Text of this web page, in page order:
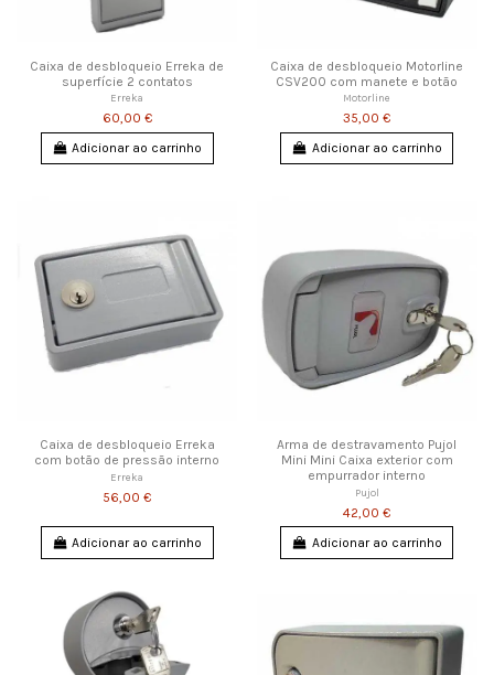
Caixa de desbloqueio Erreka de
superfície 2 contatos
Erreka
60,00 €
Adicionar ao carrinho
Caixa de desbloqueio Motorline
CSV200 com manete e botão
Motorline
35,00 €
Adicionar ao carrinho
Caixa de desbloqueio Erreka
com botão de pressão interno
Erreka
56,00 €
Adicionar ao carrinho
Arma de destravamento Pujol
Mini Mini Caixa exterior com
empurrador interno
Pujol
42,00 €
Adicionar ao carrinho